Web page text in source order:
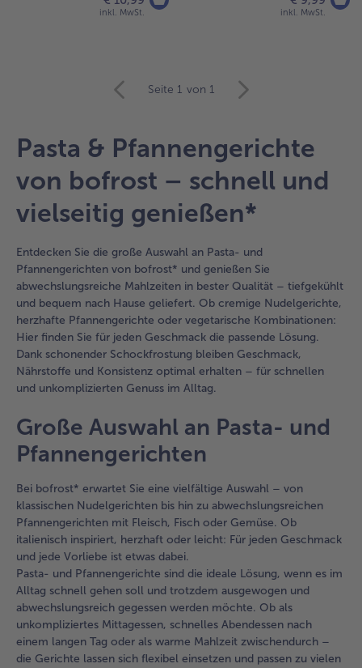
inkl. MwSt. inkl. MwSt.
Übersicht.
befinden
8
in
der
Liste.
Seite 1 von 1
Pasta & Pfannengerichte
von bofrost – schnell und
vielseitig genießen*
Entdecken Sie die große Auswahl an Pasta- und
Pfannengerichten von bofrost* und genießen Sie
abwechslungsreiche Mahlzeiten in bester Qualität – tiefgekühlt
und bequem nach Hause geliefert. Ob cremige Nudelgerichte,
herzhafte Pfannengerichte oder vegetarische Kombinationen:
Hier finden Sie für jeden Geschmack die passende Lösung.
Dank schonender Schockfrostung bleiben Geschmack,
Nährstoffe und Konsistenz optimal erhalten – für schnellen
und unkomplizierten Genuss im Alltag.
Große Auswahl an Pasta- und
Pfannengerichten
Bei bofrost* erwartet Sie eine vielfältige Auswahl – von
klassischen Nudelgerichten bis hin zu abwechslungsreichen
Pfannengerichten mit Fleisch, Fisch oder Gemüse. Ob
italienisch inspiriert, herzhaft oder leicht: Für jeden Geschmack
und jede Vorliebe ist etwas dabei.
Pasta- und Pfannengerichte sind die ideale Lösung, wenn es im
Alltag schnell gehen soll und trotzdem ausgewogen und
abwechslungsreich gegessen werden möchte. Ob als
unkompliziertes Mittagessen, schnelles Abendessen nach
einem langen Tag oder als warme Mahlzeit zwischendurch –
die Gerichte lassen sich flexibel einsetzen und passen zu vielen